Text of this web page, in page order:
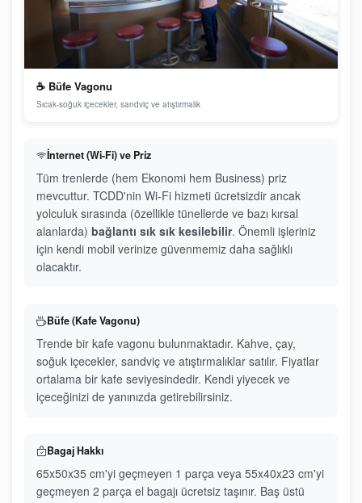
☕ Büfe Vagonu
Sıcak-soğuk içecekler, sandviç ve atıştırmalık
İnternet (Wi-Fi) ve Priz
Tüm trenlerde (hem Ekonomi hem Business) priz
mevcuttur. TCDD'nin Wi-Fi hizmeti ücretsizdir ancak
yolculuk sırasında (özellikle tünellerde ve bazı kırsal
alanlarda) bağlantı sık sık kesilebilir. Önemli işleriniz
için kendi mobil verinize güvenmemiz daha sağlıklı
olacaktır.
Büfe (Kafe Vagonu)
Trende bir kafe vagonu bulunmaktadır. Kahve, çay,
soğuk içecekler, sandviç ve atıştırmalıklar satılır. Fiyatlar
ortalama bir kafe seviyesindedir. Kendi yiyecek ve
içeceğinizi de yanınızda getirebilirsiniz.
Bagaj Hakkı
65x50x35 cm'yi geçmeyen 1 parça veya 55x40x23 cm'yi
geçmeyen 2 parça el bagajı ücretsiz taşınır. Baş üstü